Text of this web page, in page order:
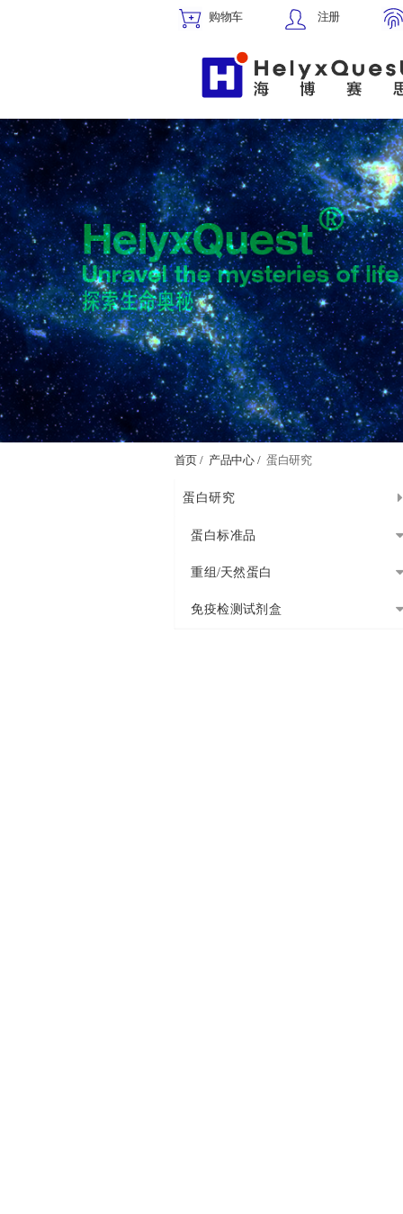
购物车 注册
首页 / 产品中心 / 蛋白研究
蛋白研究
蛋白标准品
重组/天然蛋白
免疫检测试剂盒